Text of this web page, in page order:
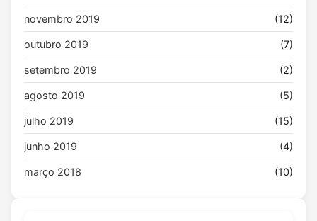
novembro 2019 (12)
outubro 2019 (7)
setembro 2019 (2)
agosto 2019 (5)
julho 2019 (15)
junho 2019 (4)
março 2018 (10)